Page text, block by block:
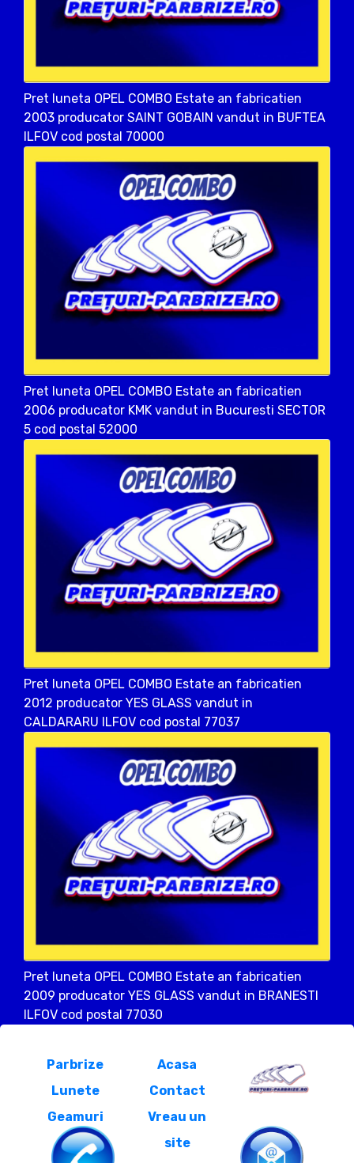
Pret luneta OPEL COMBO Estate an fabricatien
2003 producator SAINT GOBAIN vandut in BUFTEA
ILFOV cod postal 70000
Pret luneta OPEL COMBO Estate an fabricatien
2006 producator KMK vandut in Bucuresti SECTOR
5 cod postal 52000
Pret luneta OPEL COMBO Estate an fabricatien
2012 producator YES GLASS vandut in
CALDARARU ILFOV cod postal 77037
Pret luneta OPEL COMBO Estate an fabricatien
2009 producator YES GLASS vandut in BRANESTI
ILFOV cod postal 77030
Parbrize
Lunete
Geamuri
Acasa
Contact
Vreau un
site